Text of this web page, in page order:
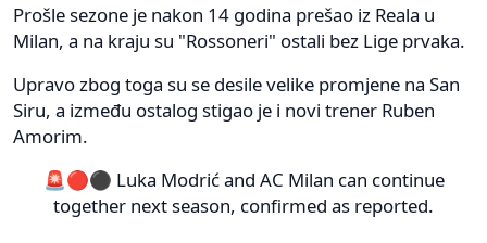
Prošle sezone je nakon 14 godina prešao iz Reala u
Milan, a na kraju su "Rossoneri" ostali bez Lige prvaka.
Upravo zbog toga su se desile velike promjene na San
Siru, a između ostalog stigao je i novi trener Ruben
Amorim.
🚨🔴⚫️ Luka Modrić and AC Milan can continue
together next season, confirmed as reported.